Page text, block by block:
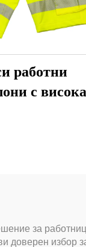
работни
с висока
за
доверен